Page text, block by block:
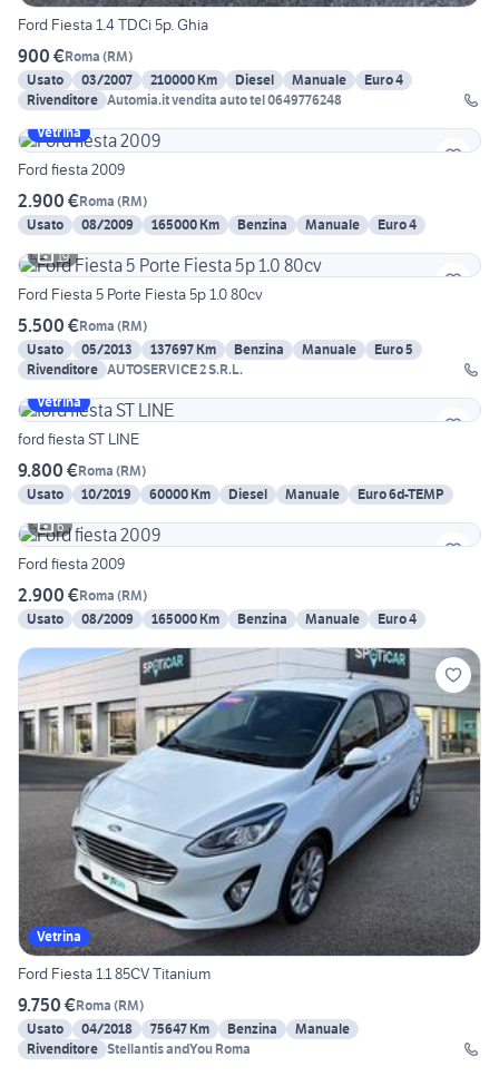
Ford Fiesta 1.4 TDCi 5p. Ghia
900 €Roma (RM)
Usato
03/2007 210000 Km Diesel Manuale
Euro 4
Rivenditore Automia.it vendita auto tel 0649776248
Vetrina
Ford fiesta 2009
2.900 €Roma (RM)
Usato
08/2009 165000 Km Benzina Manuale
Euro 4
19
Ford Fiesta 5 Porte Fiesta 5p 1.0 80cv
5.500 €Roma (RM)
Usato
05/2013 137697 Km Benzina Manuale
Euro 5
Rivenditore AUTOSERVICE 2 S.R.L.
Vetrina
ford fiesta ST LINE
9.800 €Roma (RM)
Usato
10/2019 60000 Km Diesel Manuale
Euro 6d-TEMP
6
Ford fiesta 2009
2.900 €Roma (RM)
Usato
08/2009 165000 Km Benzina Manuale Euro 4
Vetrina
Ford Fiesta 1.1 85CV Titanium
9.750 €Roma (RM)
Usato
04/2018 75647 Km Benzina
Manuale
Rivenditore Stellantis andYou Roma